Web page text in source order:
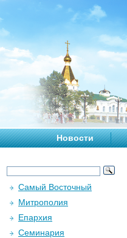
Новости
Самый Восточный
Митрополия
Епархия
Семинария